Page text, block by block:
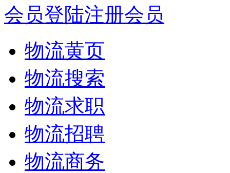
会员登陆注册会员
物流黄页
物流搜索
物流求职
物流招聘
物流商务